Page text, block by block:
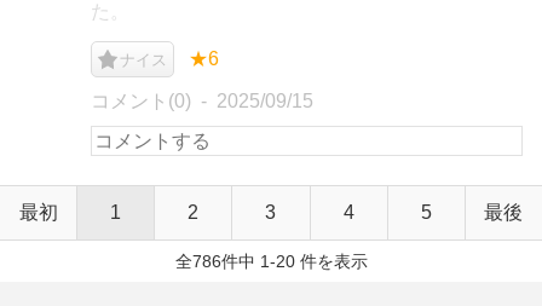
た。
ナイス ★6
コメント(0) 2025/09/15
最初 1 2 3 4 5 最後
全786件中 1-20 件を表示